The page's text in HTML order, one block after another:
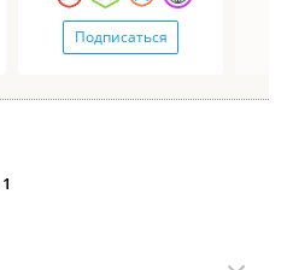
Подписаться
1